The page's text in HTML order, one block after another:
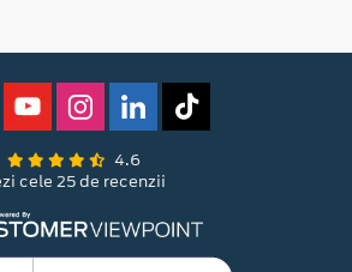
4.6
cele 25 de recenzii